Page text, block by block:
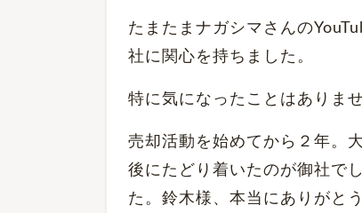
たまたまナガシマさんの
社に関心を持ちました。
特に気になったことはありま
売却活動を始めてから２年。
後にたどり着いたのが御社で
た。鈴木様、本当にありがと